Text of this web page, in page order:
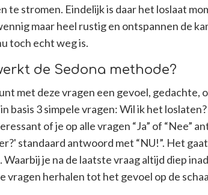
te stromen. Eindelijk is daar het loslaat
maar heel rustig en ontspannen de
toch echt weg is.
de Sedona methode?
met deze vragen een gevoel,
basis 3 simpele vragen: Wil ik het
of je op alle vragen “Ja” of “Nee”
standaard antwoord met “NU!”. Het
Waarbij je na de laatste vraag altijd diep
vragen herhalen tot het gevoel op de